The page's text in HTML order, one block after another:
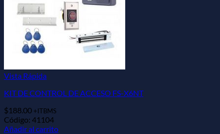
Vista Rápida
KIT DE CONTROL DE ACCESO FS-X6NT
$188.00 +ITBMS
Código: 41104
Añadir al carrito